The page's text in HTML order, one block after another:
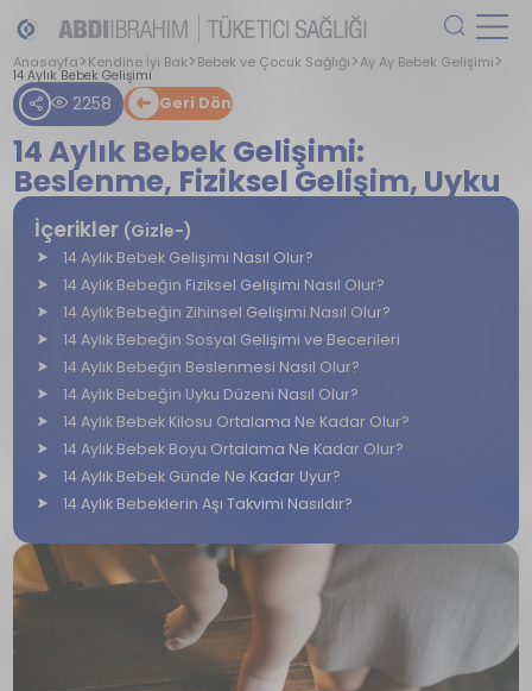
Anasayfa Kendine İyi Bak Bebek ve Çocuk Sağlığı Ay Ay Bebek Gelişimi
14 Aylık Bebek Gelişimi
2258 Geri Dön
14 Aylık Bebek Gelişimi:
Beslenme, Fiziksel Gelişim, Uyku
İçerikler (Gizle-)
14 Aylık Bebek Gelişimi Nasıl Olur?
14 Aylık Bebeğin Fiziksel Gelişimi Nasıl Olur?
14 Aylık Bebeğin Zihinsel Gelişimi Nasıl Olur?
14 Aylık Bebeğin Sosyal Gelişimi ve Becerileri
14 Aylık Bebeğin Beslenmesi Nasıl Olur?
14 Aylık Bebeğin Uyku Düzeni Nasıl Olur?
14 Aylık Bebek Kilosu Ortalama Ne Kadar Olur?
14 Aylık Bebek Boyu Ortalama Ne Kadar Olur?
14 Aylık Bebek Günde Ne Kadar Uyur?
14 Aylık Bebeklerin Aşı Takvimi Nasıldır?